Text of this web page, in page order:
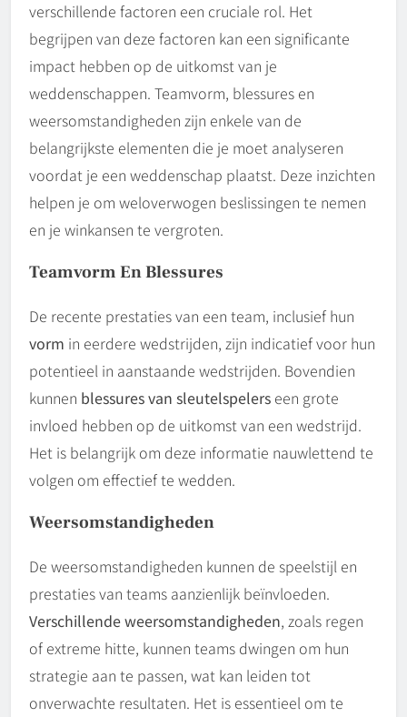
verschillende factoren een cruciale rol. Het
begrijpen van deze factoren kan een significante
impact hebben op de uitkomst van je
weddenschappen. Teamvorm, blessures en
weersomstandigheden zijn enkele van de
belangrijkste elementen die je moet analyseren
voordat je een weddenschap plaatst. Deze inzichten
helpen je om weloverwogen beslissingen te nemen
en je winkansen te vergroten.
Teamvorm En Blessures
De recente prestaties van een team, inclusief hun
vorm in eerdere wedstrijden, zijn indicatief voor hun
potentieel in aanstaande wedstrijden. Bovendien
kunnen blessures van sleutelspelers een grote
invloed hebben op de uitkomst van een wedstrijd.
Het is belangrijk om deze informatie nauwlettend te
volgen om effectief te wedden.
Weersomstandigheden
De weersomstandigheden kunnen de speelstijl en
prestaties van teams aanzienlijk beïnvloeden.
Verschillende weersomstandigheden, zoals regen
of extreme hitte, kunnen teams dwingen om hun
strategie aan te passen, wat kan leiden tot
onverwachte resultaten. Het is essentieel om te